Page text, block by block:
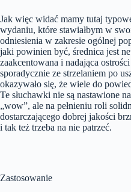
Jak więc widać mamy tutaj
wydaniu, które stawiałbym w
odniesienia w zakresie ogólnej
jaki powinien być, średnica jest
zaakcentowana i nadająca
sporadycznie ze strzelaniem po
okazywało się, że wiele do
Te słuchawki nie są nastawione
„wow”, ale na pełnieniu roli
dostarczającego dobrej jakości
i tak też trzeba na nie patrzeć.
Zastosowanie